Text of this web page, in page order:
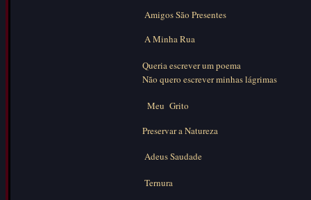
Amigos São Presentes
A Minha Rua
Queria escrever um poema
Não quero escrever minhas lágrimas
Meu Grito
Preservar a Natureza
Adeus Saudade
Ternura